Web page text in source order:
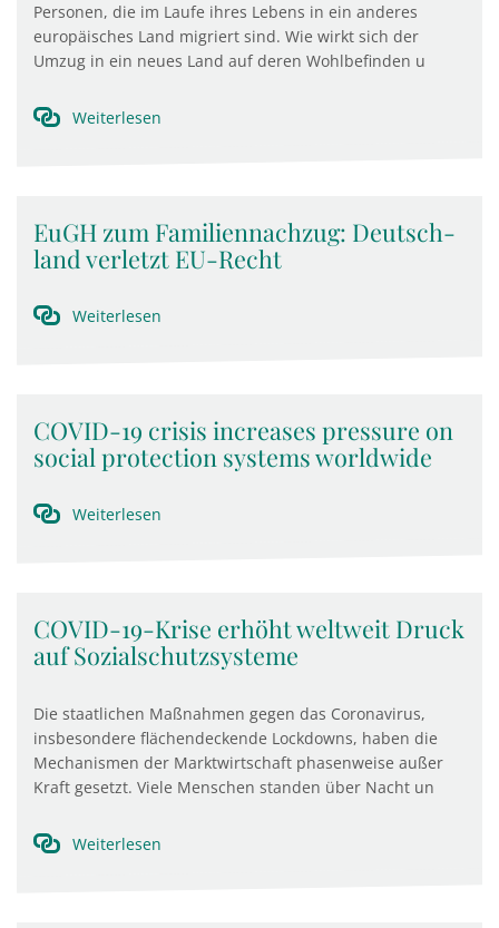
Personen, die im Laufe ihres Lebens in ein anderes
europäisches Land migriert sind. Wie wirkt sich der
Umzug in ein neues Land auf deren Wohlbefinden u
Weiterlesen
EuGH zum Familiennachzug: Deut­sch­
land ver­letzt EU-Recht
Weiterlesen
COVID-19 crisis increases pressure on
social protection systems worldwide
Weiterlesen
COVID-19-Krise erhöht weltweit Druck
auf Sozialschutzsysteme
Die staatlichen Maßnahmen gegen das Coronavirus,
insbesondere flächendeckende Lockdowns, haben die
Mechanismen der Marktwirtschaft phasenweise außer
Kraft gesetzt. Viele Menschen standen über Nacht un
Weiterlesen